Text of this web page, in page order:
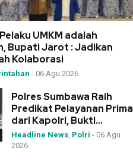
UMKM adalah
Bupati Jarot : Jadikan
Kolaborasi
- 06 Agu 2026
Polres Sumbawa Raih
Predikat Pelayanan Prima
dari Kapolri, Bukti
Dedikasi Tinggi di
Rakernis Polda NTB
Headline News, Polri - 06 Agu
2026